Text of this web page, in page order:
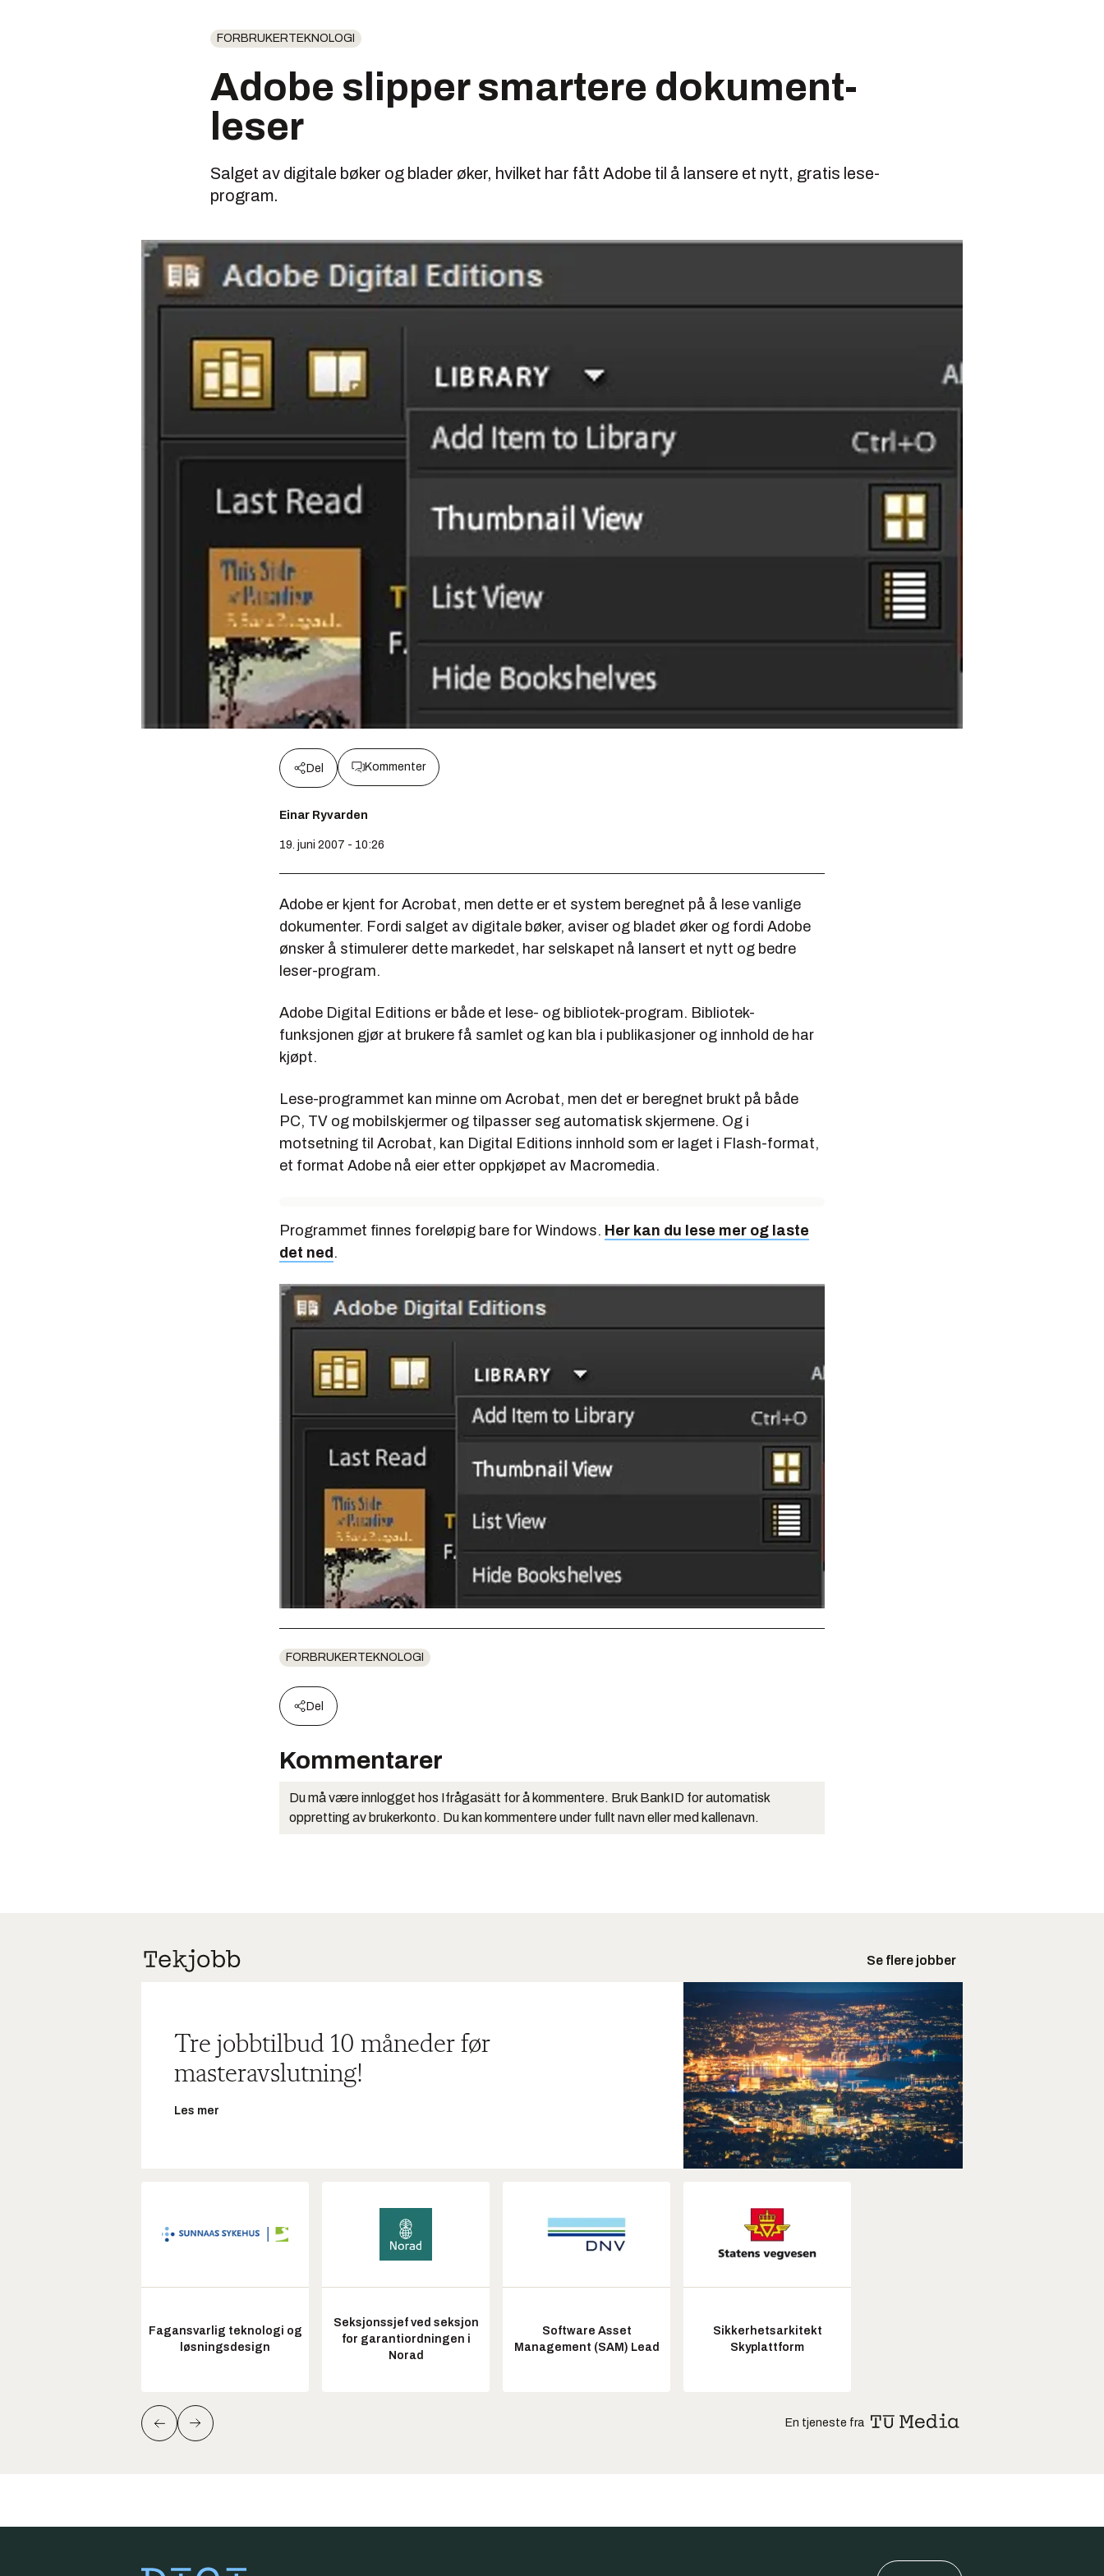
FORBRUKERTEKNOLOGI
Adobe slipper smartere dokument-
leser
Salget av digitale bøker og blader øker, hvilket har fått Adobe til å lansere et nytt, gratis lese-
program.
Del Kommenter
Einar Ryvarden
19. juni 2007 - 10:26
Adobe er kjent for Acrobat, men dette er et system beregnet på å lese vanlige
dokumenter. Fordi salget av digitale bøker, aviser og bladet øker og fordi Adobe
ønsker å stimulerer dette markedet, har selskapet nå lansert et nytt og bedre
leser-program.
Adobe Digital Editions er både et lese- og bibliotek-program. Bibliotek-
funksjonen gjør at brukere få samlet og kan bla i publikasjoner og innhold de har
kjøpt.
Lese-programmet kan minne om Acrobat, men det er beregnet brukt på både
PC, TV og mobilskjermer og tilpasser seg automatisk skjermene. Og i
motsetning til Acrobat, kan Digital Editions innhold som er laget i Flash-format,
et format Adobe nå eier etter oppkjøpet av Macromedia.
Programmet finnes foreløpig bare for Windows. Her kan du lese mer og laste
det ned .
FORBRUKERTEKNOLOGI
Del
Kommentarer
Du må være innlogget hos Ifrågasätt for å kommentere. Bruk BankID for automatisk
oppretting av brukerkonto. Du kan kommentere under fullt navn eller med kallenavn.
Se flere jobber
Tre jobbtilbud 10 måneder før
masteravslutning!
Les mer
Fagansvarlig teknologi og
løsningsdesign
Seksjonssjef ved seksjon
for garantiordningen i
Norad
Software Asset
Management (SAM) Lead
Sikkerhetsarkitekt
Skyplattform
En tjeneste fra